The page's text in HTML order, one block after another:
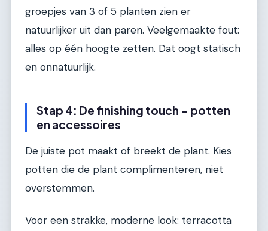
groepjes van 3 of 5 planten zien er
natuurlijker uit dan paren. Veelgemaakte fout:
alles op één hoogte zetten. Dat oogt statisch
en onnatuurlijk.
Stap 4: De finishing touch – potten
en accessoires
De juiste pot maakt of breekt de plant. Kies
potten die de plant complimenteren, niet
overstemmen.
Voor een strakke, moderne look: terracotta